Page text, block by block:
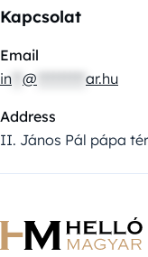
Kapcsolat
Email
in @ ar.hu
Address
II. János Pál pápa